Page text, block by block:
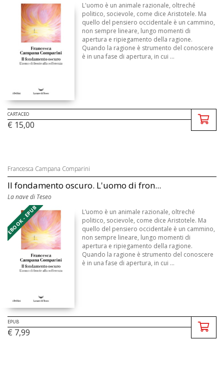
L'uomo è un animale razionale, oltreché
politico, socievole, come dice Aristotele. Ma
quello del pensiero occidentale è un cammino,
non sempre lineare, lungo momenti di
apertura e ripiegamento della ragione.
Quando la ragione è strumento del conoscere
è in una fase di apertura, in cui ...
CARTACEO
€ 15,00
Francesca Campana Comparini
Il fondamento oscuro. L'uomo di fron...
La nave di Teseo
EBOOK - EPUB
L’uomo è un animale razionale, oltreché
politico, socievole, come dice Aristotele. Ma
quello del pensiero occidentale è un cammino,
non sempre lineare, lungo momenti di
apertura e ripiegamento della ragione.
Quando la ragione è strumento del conoscere
è in una fase di apertura, in cui ...
EPUB
€ 7,99